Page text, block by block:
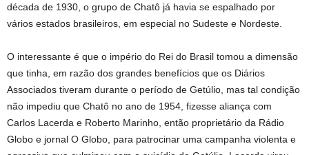
década de 1930, o grupo de Chatô já havia se espalhado por
vários estados brasileiros, em especial no Sudeste e Nordeste.
O interessante é que o império do Rei do Brasil tomou a dimensão
que tinha, em razão dos grandes benefícios que os Diários
Associados tiveram durante o período de Getúlio, mas tal condição
não impediu que Chatô no ano de 1954, fizesse aliança com
Carlos Lacerda e Roberto Marinho, então proprietário da Rádio
Globo e jornal O Globo, para patrocinar uma campanha violenta e